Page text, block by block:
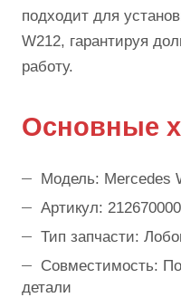
подходит для
W212, гарантируя
работу.
Основные
Модель: Mercedes
Артикул:
Тип запчасти:
Совместимость:
детали